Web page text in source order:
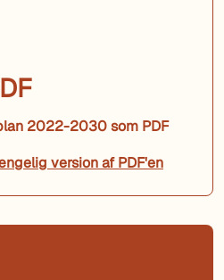
2022-2030 som PDF
version af PDF'en